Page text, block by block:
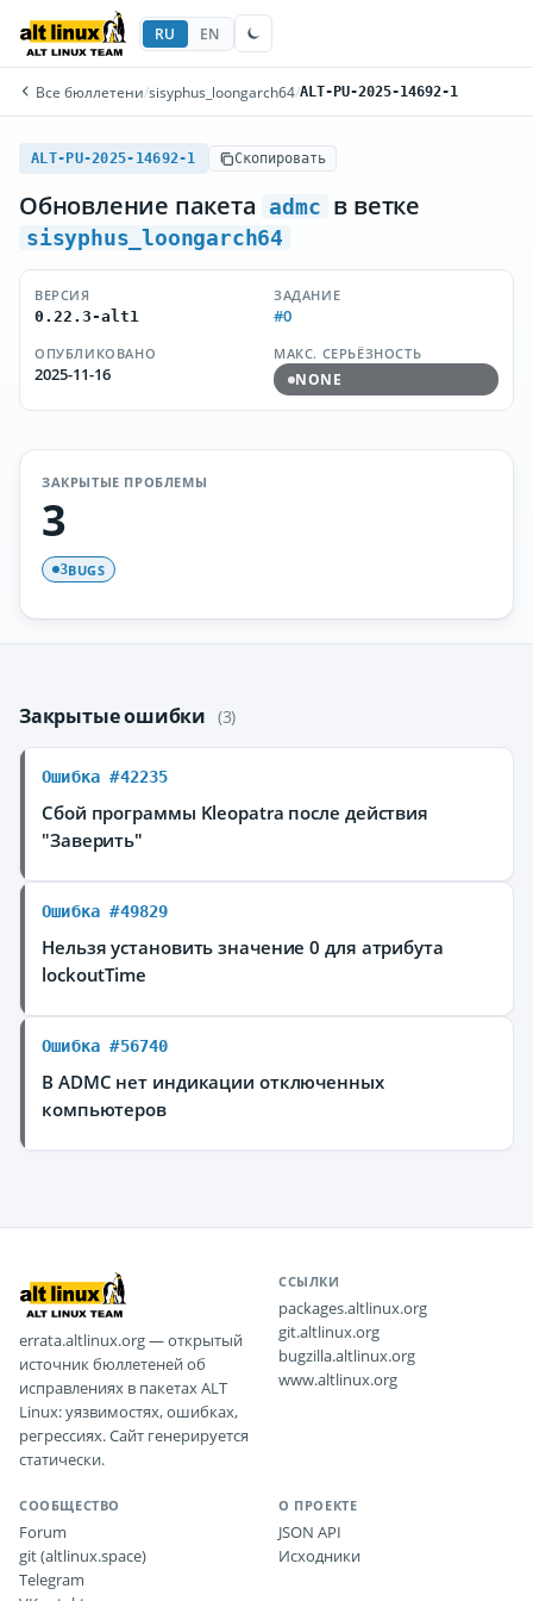
RU EN
Все бюллетени/sisyphus_loongarch64/ALT-PU-2025-14692-1
ALT-PU-2025-14692-1 Скопировать
Обновление пакета admc в ветке
sisyphus_loongarch64
ВЕРСИЯ
0.22.3-alt1
ЗАДАНИЕ
#0
ОПУБЛИКОВАНО
2025-11-16
МАКС. СЕРЬЁЗНОСТЬ
NONE
ЗАКРЫТЫЕ ПРОБЛЕМЫ
3
3BUGS
Закрытые ошибки (3)
Ошибка #42235
Сбой программы Kleopatra после действия
"Заверить"
Ошибка #49829
Нельзя установить значение 0 для атрибута
lockoutTime
Ошибка #56740
В ADMC нет индикации отключенных
компьютеров
errata.altlinux.org — открытый
источник бюллетеней об
исправлениях в пакетах ALT
Linux: уязвимостях, ошибках,
регрессиях. Сайт генерируется
статически.
ССЫЛКИ
packages.altlinux.org
git.altlinux.org
bugzilla.altlinux.org
www.altlinux.org
СООБЩЕСТВО
Forum
git (altlinux.space)
Telegram
О ПРОЕКТЕ
JSON API
Исходники